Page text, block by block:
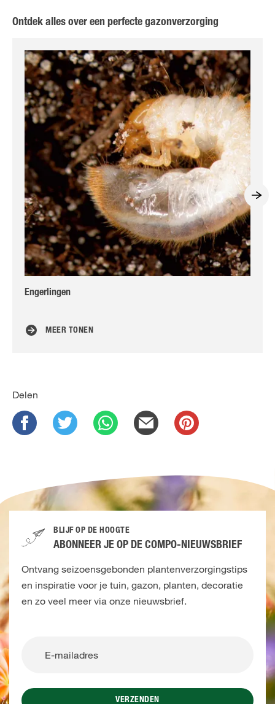
Ontdek alles over een perfecte gazonverzorging
Engerlingen
MEER TONEN
Delen
BLIJF OP DE HOOGTE
ABONNEER JE OP DE COMPO-NIEUWSBRIEF
Ontvang seizoensgebonden plantenverzorgingstips
en inspiratie voor je tuin, gazon, planten, decoratie
en zo veel meer via onze nieuwsbrief.
VERZENDEN